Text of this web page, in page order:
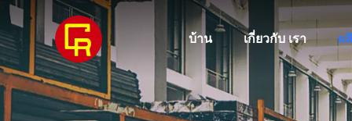
บ้าน เกี่ยวกับ เรา ผ